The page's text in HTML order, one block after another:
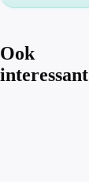
Ook
interessant